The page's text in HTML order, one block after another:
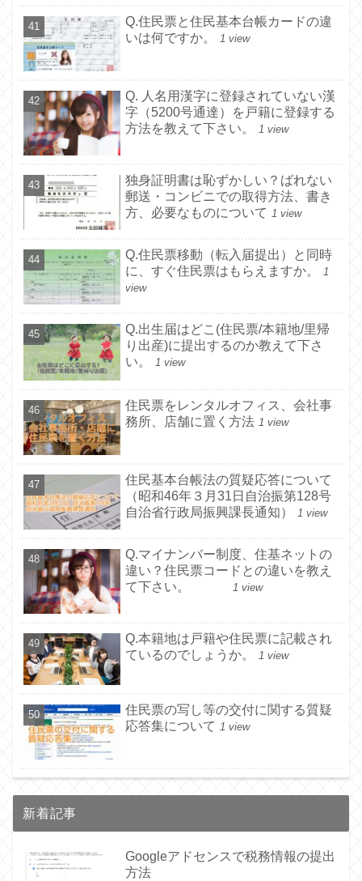
Q.住民票と住民基本台帳カードの違
いは何ですか。
1 view
Q. 人名用漢字に登録されていない漢
字（5200号通達）を戸籍に登録する
方法を教えて下さい。
1 view
独身証明書は恥ずかしい？ばれない
郵送・コンビニでの取得方法、書き
方、必要なものについて 1 view
Q.住民票移動（転入届提出）と同時
に、すぐ住民票はもらえますか。
1
view
Q.出生届はどこ(住民票/本籍地/里帰
り出産)に提出するのか教えて下さ
い。
1 view
住民票をレンタルオフィス、会社事
務所、店舗に置く方法 1 view
住民基本台帳法の質疑応答について
（昭和46年３月31日自治振第128号
自治省行政局振興課長通知）
1 view
Q.マイナンバー制度、住基ネットの
違い？住民票コードとの違いを教え
て下さい。
1 view
Q.本籍地は戸籍や住民票に記載され
ているのでしょうか。
1 view
住民票の写し等の交付に関する質疑
応答集について 1 view
新着記事
Googleアドセンスで税務情報の提出
方法